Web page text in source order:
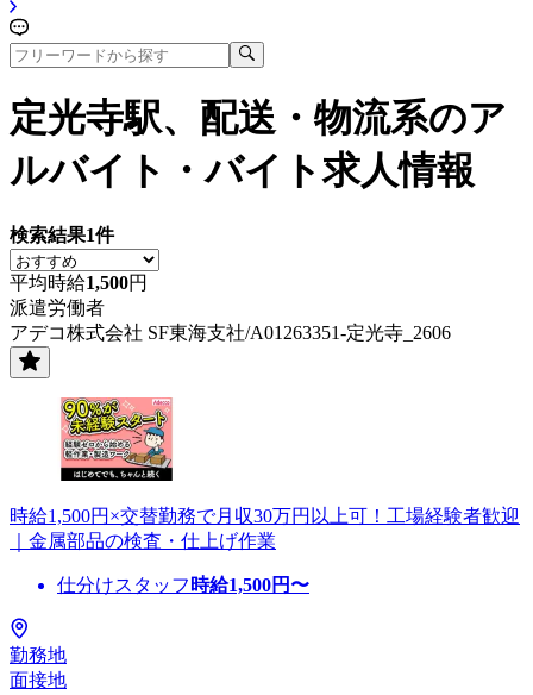
定光寺駅、配送・物流系のア
ルバイト・バイト求人情報
検索結果1件
平均時給1,500円
派遣労働者
アデコ株式会社 SF東海支社/A01263351-定光寺_2606
時給1,500円×交替勤務で月収30万円以上可！工場経験者歓迎
｜金属部品の検査・仕上げ作業
仕分けスタッフ 時給1,500円〜
勤務地
面接地